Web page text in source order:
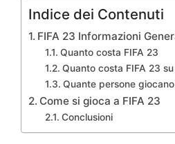
Indice dei Contenuti
FIFA 23 Informazioni
Quanto costa FIFA 23
Quanto costa FIFA 23
Quante persone
Come si gioca a FIFA 23
Conclusioni